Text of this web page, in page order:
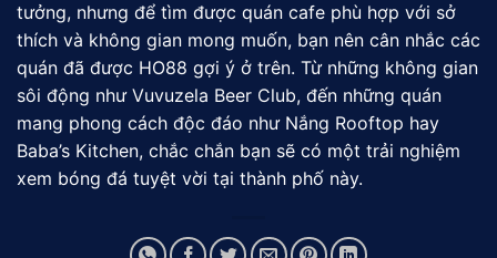
tưởng, nhưng để tìm được quán cafe phù hợp với sở
thích và không gian mong muốn, bạn nên cân nhắc các
quán đã được HO88 gợi ý ở trên. Từ những không gian
sôi động như Vuvuzela Beer Club, đến những quán
mang phong cách độc đáo như Nắng Rooftop hay
Baba’s Kitchen, chắc chắn bạn sẽ có một trải nghiệm
xem bóng đá tuyệt vời tại thành phố này.